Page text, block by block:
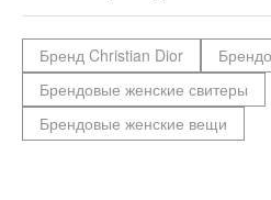
Бренд Christian Dior
Брендовые женские свитеры
Брендовые женские вещи